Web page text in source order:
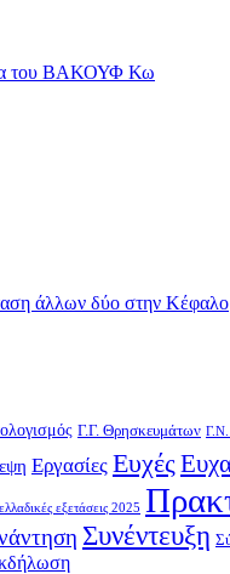
του ΒΑΚΟΥΦ Κω
άλλων δύο στην Κέφαλο
Γ.Γ. Θρησκευμάτων
Εργασίες Ευχές
εξετάσεις 2025
Συνέντευξη